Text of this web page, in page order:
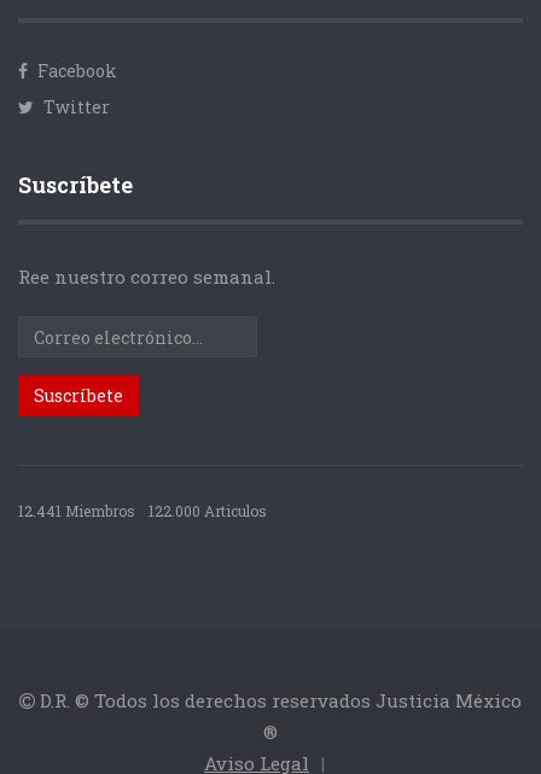
Facebook
Twitter
Suscríbete
Ree nuestro correo semanal.
12.441 Miembros 122.000 Articulos
D.R. © Todos los derechos reservados Justicia México
®
Aviso Legal |